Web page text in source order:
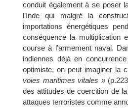
conduit également à se poser
l’Inde qui malgré la
importations énergétiques
conséquence la multiplication
course à l’armement naval.
indiennes déjà en
optimiste, on peut imaginer la
voies maritimes vitales »
des attitudes de coercition de
attaques terroristes comme